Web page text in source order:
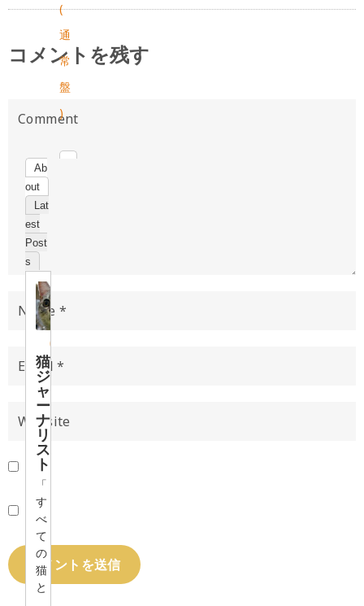
(
通
常
盤
)
Ab
out
Lat
est
Post
s
猫
ジ
ャ
ー
ナ
リ
ス
ト
「
す
べ
て
の
猫
と
コメントを残す